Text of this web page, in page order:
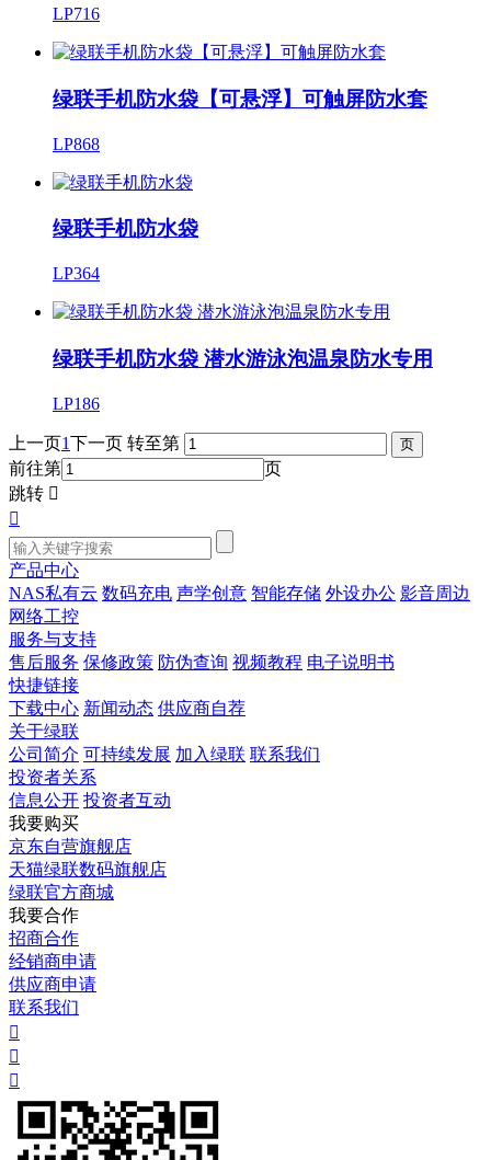
LP716
绿联手机防水袋【可悬浮】可触屏防水套
LP868
绿联手机防水袋
LP364
绿联手机防水袋 潜水游泳泡温泉防水专用
LP186
上一页1下一页 转至第
前往第
页
跳转 

产品中心
NAS私有云 数码充电 声学创意 智能存储 外设办公 影音周边
网络工控
服务与支持
售后服务 保修政策 防伪查询 视频教程 电子说明书
快捷链接
下载中心 新闻动态 供应商自荐
关于绿联
公司简介 可持续发展 加入绿联 联系我们
投资者关系
信息公开 投资者互动
我要购买
京东自营旗舰店
天猫绿联数码旗舰店
绿联官方商城
我要合作
招商合作
经销商申请
供应商申请
联系我们


